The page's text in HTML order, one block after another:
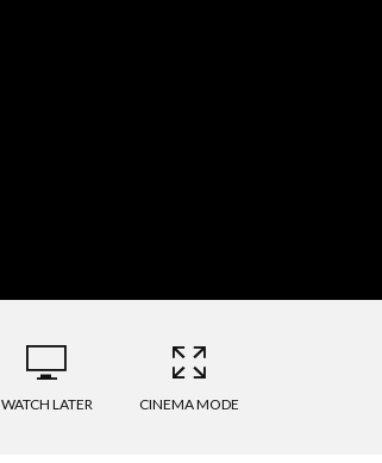
WATCH LATER CINEMA MODE